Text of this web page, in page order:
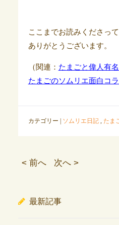
ここまでお読みくださって
ありがとうございます。
（関連： たまごと偉人有
たまごのソムリエ面白コ
カテゴリー | ソムリエ日記, たま
< 前へ 次へ >
最新記事